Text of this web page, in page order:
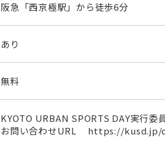
阪急「西京極駅」から徒歩6分
あり
無料
KYOTO URBAN SPORTS DAY実行委
お問い合わせURL https://kusd.jp/